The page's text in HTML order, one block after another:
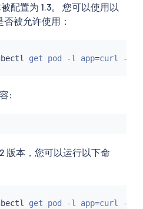
配置为 1.3。 您可以使用以
否被允许使用：
get pod -l app=curl -n
:
版本，您可以运行以下命
get pod -l app=curl -n